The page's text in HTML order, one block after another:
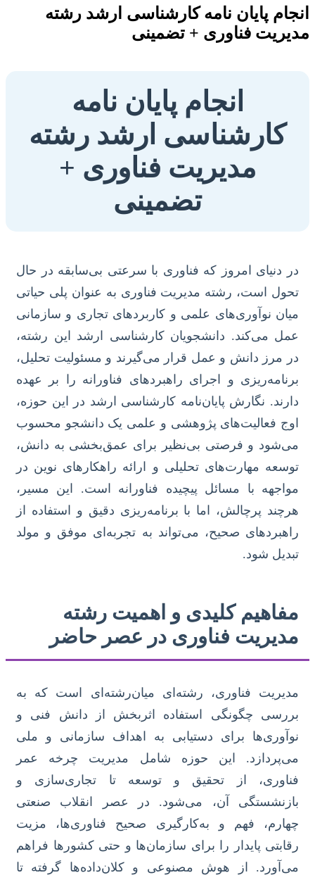
انجام پایان نامه کارشناسی ارشد رشته
مدیریت فناوری + تضمینی
انجام پایان نامه
کارشناسی ارشد رشته
مدیریت فناوری +
تضمینی
در دنیای امروز که فناوری با سرعتی بی‌سابقه در حال
تحول است، رشته مدیریت فناوری به عنوان پلی حیاتی
میان نوآوری‌های علمی و کاربردهای تجاری و سازمانی
عمل می‌کند. دانشجویان کارشناسی ارشد این رشته،
در مرز دانش و عمل قرار می‌گیرند و مسئولیت تحلیل،
برنامه‌ریزی و اجرای راهبردهای فناورانه را بر عهده
دارند. نگارش پایان‌نامه کارشناسی ارشد در این حوزه،
اوج فعالیت‌های پژوهشی و علمی یک دانشجو محسوب
می‌شود و فرصتی بی‌نظیر برای عمق‌بخشی به دانش،
توسعه مهارت‌های تحلیلی و ارائه راهکارهای نوین در
مواجهه با مسائل پیچیده فناورانه است. این مسیر،
هرچند پرچالش، اما با برنامه‌ریزی دقیق و استفاده از
راهبردهای صحیح، می‌تواند به تجربه‌ای موفق و مولد
تبدیل شود.
مفاهیم کلیدی و اهمیت رشته
مدیریت فناوری در عصر حاضر
مدیریت فناوری، رشته‌ای میان‌رشته‌ای است که به
بررسی چگونگی استفاده اثربخش از دانش فنی و
نوآوری‌ها برای دستیابی به اهداف سازمانی و ملی
می‌پردازد. این حوزه شامل مدیریت چرخه عمر
فناوری، از تحقیق و توسعه تا تجاری‌سازی و
بازنشستگی آن، می‌شود. در عصر انقلاب صنعتی
چهارم، فهم و به‌کارگیری صحیح فناوری‌ها، مزیت
رقابتی پایدار را برای سازمان‌ها و حتی کشورها فراهم
می‌آورد. از هوش مصنوعی و کلان‌داده‌ها گرفته تا